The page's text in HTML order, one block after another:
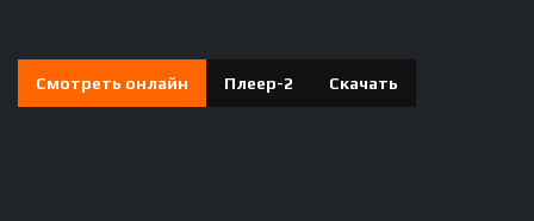
Смотреть онлайн Плеер-2 Скачать